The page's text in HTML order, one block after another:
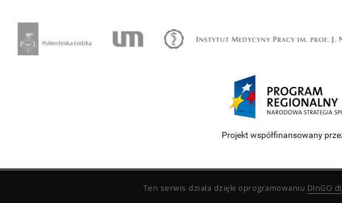
Projekt współfinansowany
Ten serwis działa dzięki oprogramowaniu DInGO